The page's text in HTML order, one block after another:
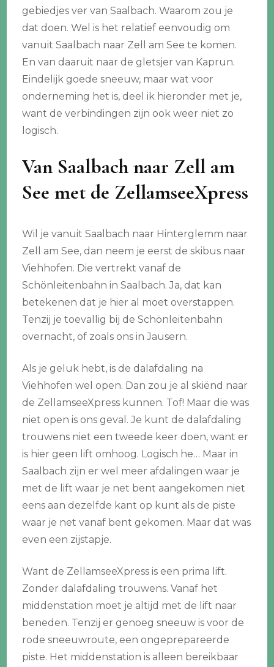
gebiedjes ver van Saalbach. Waarom zou je
dat doen. Wel is het relatief eenvoudig om
vanuit Saalbach naar Zell am See te komen.
En van daaruit naar de gletsjer van Kaprun.
Eindelijk goede sneeuw, maar wat voor
onderneming het is, deel ik hieronder met je,
want de verbindingen zijn ook weer niet zo
logisch.
Van Saalbach naar Zell am
See met de ZellamseeXpress
Wil je vanuit Saalbach naar Hinterglemm naar
Zell am See, dan neem je eerst de skibus naar
Viehhofen. Die vertrekt vanaf de
Schönleitenbahn in Saalbach. Ja, dat kan
betekenen dat je hier al moet overstappen.
Tenzij je toevallig bij de Schönleitenbahn
overnacht, of zoals ons in Jausern.
Als je geluk hebt, is de dalafdaling na
Viehhofen wel open. Dan zou je al skiënd naar
de ZellamseeXpress kunnen. Tof! Maar die was
niet open is ons geval. Je kunt de dalafdaling
trouwens niet een tweede keer doen, want er
is hier geen lift omhoog. Logisch he… Maar in
Saalbach zijn er wel meer afdalingen waar je
met de lift waar je net bent aangekomen niet
eens aan dezelfde kant op kunt als de piste
waar je net vanaf bent gekomen. Maar dat was
even een zijstapje.
Want de ZellamseeXpress is een prima lift.
Zonder dalafdaling trouwens. Vanaf het
middenstation moet je altijd met de lift naar
beneden. Tenzij er genoeg sneeuw is voor de
rode sneeuwroute, een ongeprepareerde
piste. Het middenstation is alleen bereikbaar